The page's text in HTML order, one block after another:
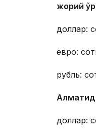
жорий
доллар:
евро:
рубль:
доллар: